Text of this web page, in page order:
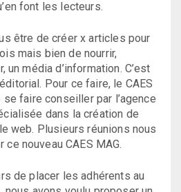
font les lecteurs.
être de créer x articles pour
mais bien de nourrir,
un média d’information. C’est
Pour ce faire, le CAES
se faire conseiller par l’agence
dans la création de
web. Plusieurs réunions nous
nouveau CAES MAG.
de placer les adhérents au